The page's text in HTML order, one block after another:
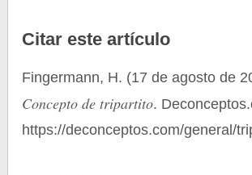
Citar este artículo
Fingermann, H. (17 de agosto de
Concepto de tripartito.
https://deconceptos.com/general/